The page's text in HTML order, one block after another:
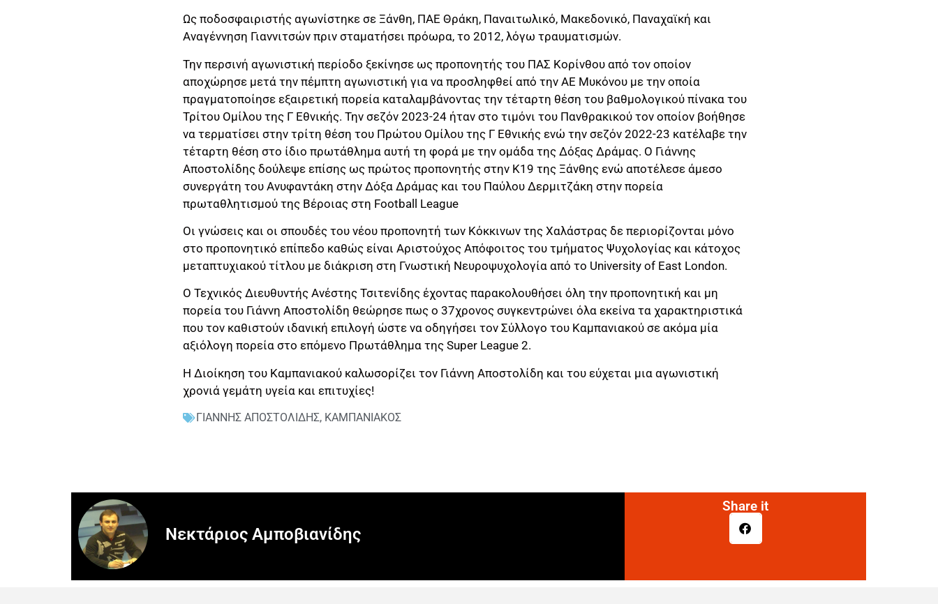
Ως ποδοσφαιριστής αγωνίστηκε σε Ξάνθη, ΠΑΕ Θράκη, Παναιτωλικό, Μακεδονικό, Παναχαϊκή και
Αναγέννηση Γιαννιτσών πριν σταματήσει πρόωρα, το 2012, λόγω τραυματισμών.
Την περσινή αγωνιστική περίοδο ξεκίνησε ως προπονητής του ΠΑΣ Κορίνθου από τον οποίον
αποχώρησε μετά την πέμπτη αγωνιστική για να προσληφθεί από την ΑΕ Μυκόνου με την οποία
πραγματοποίησε εξαιρετική πορεία καταλαμβάνοντας την τέταρτη θέση του βαθμολογικού πίνακα του
Τρίτου Ομίλου της Γ Εθνικής. Την σεζόν 2023-24 ήταν στο τιμόνι του Πανθρακικού τον οποίον βοήθησε
να τερματίσει στην τρίτη θέση του Πρώτου Ομίλου της Γ Εθνικής ενώ την σεζόν 2022-23 κατέλαβε την
τέταρτη θέση στο ίδιο πρωτάθλημα αυτή τη φορά με την ομάδα της Δόξας Δράμας. Ο Γιάννης
Αποστολίδης δούλεψε επίσης ως πρώτος προπονητής στην Κ19 της Ξάνθης ενώ αποτέλεσε άμεσο
συνεργάτη του Ανυφαντάκη στην Δόξα Δράμας και του Παύλου Δερμιτζάκη στην πορεία
πρωταθλητισμού της Βέροιας στη Football League
Οι γνώσεις και οι σπουδές του νέου προπονητή των Κόκκινων της Χαλάστρας δε περιορίζονται μόνο
στο προπονητικό επίπεδο καθώς είναι Αριστούχος Απόφοιτος του τμήματος Ψυχολογίας και κάτοχος
μεταπτυχιακού τίτλου με διάκριση στη Γνωστική Νευροψυχολογία από το University of East London.
Ο Τεχνικός Διευθυντής Ανέστης Τσιτενίδης έχοντας παρακολουθήσει όλη την προπονητική και μη
πορεία του Γιάννη Αποστολίδη θεώρησε πως ο 37χρονος συγκεντρώνει όλα εκείνα τα χαρακτηριστικά
που τον καθιστούν ιδανική επιλογή ώστε να οδηγήσει τον Σύλλογο του Καμπανιακού σε ακόμα μία
αξιόλογη πορεία στο επόμενο Πρωτάθλημα της Super League 2.
Η Διοίκηση του Καμπανιακού καλωσορίζει τον Γιάννη Αποστολίδη και του εύχεται μια αγωνιστική
χρονιά γεμάτη υγεία και επιτυχίες!
ΓΙΑΝΝΗΣ ΑΠΟΣΤΟΛΙΔΗΣ, ΚΑΜΠΑΝΙΑΚΟΣ
Νεκτάριος Αμποβιανίδης
Share it